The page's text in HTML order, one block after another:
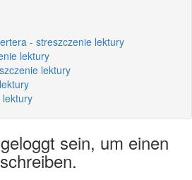
- streszczenie lektury
lektury
lektury
lektury
sein, um einen